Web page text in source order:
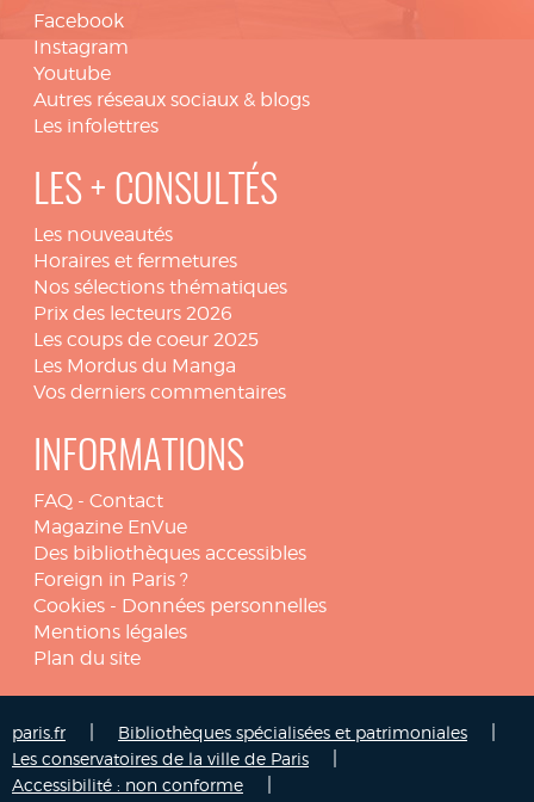
Facebook
Instagram
Youtube
Autres réseaux sociaux & blogs
Les infolettres
LES + CONSULTÉS
Les nouveautés
Horaires et fermetures
Nos sélections thématiques
Prix des lecteurs 2026
Les coups de coeur 2025
Les Mordus du Manga
Vos derniers commentaires
INFORMATIONS
FAQ - Contact
Magazine EnVue
Des bibliothèques accessibles
Foreign in Paris ?
Cookies - Données personnelles
Mentions légales
Plan du site
paris.fr Bibliothèques spécialisées et patrimoniales
Les conservatoires de la ville de Paris
Accessibilité : non conforme